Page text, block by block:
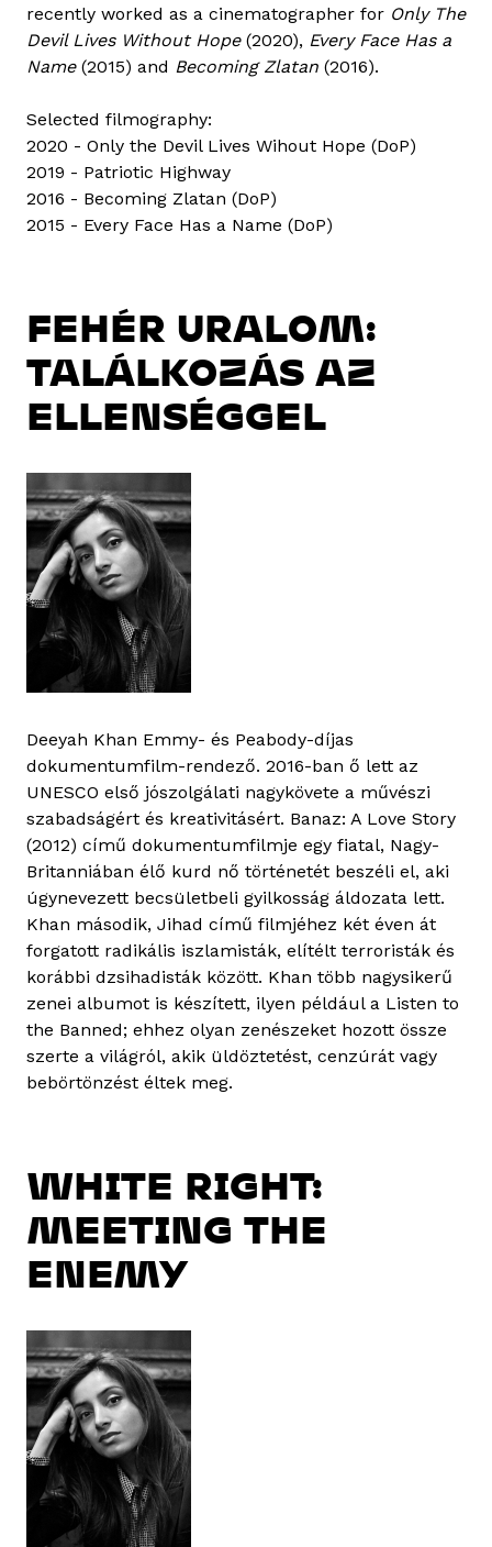
recently worked as a cinematographer for Only The
Devil Lives Without Hope(2020), Every Face Has a
Name(2015) and Becoming Zlatan (2016).
Selected filmography:
2020 - Only the Devil Lives Wihout Hope (DoP)
2019 - Patriotic Highway
2016 - Becoming Zlatan (DoP)
2015 - Every Face Has a Name (DoP)
FEHÉR URALOM:
TALÁLKOZÁS AZ
ELLENSÉGGEL
Deeyah Khan Emmy- és Peabody-díjas
dokumentumfilm-rendező. 2016-ban ő lett az
UNESCO első jószolgálati nagykövete a művészi
szabadságért és kreativitásért. Banaz: A Love Story
(2012) című dokumentumfilmje egy fiatal, Nagy-
Britanniában élő kurd nő történetét beszéli el, aki
úgynevezett becsületbeli gyilkosság áldozata lett.
Khan második, Jihad című filmjéhez két éven át
forgatott radikális iszlamisták, elítélt terroristák és
korábbi dzsihadisták között. Khan több nagysikerű
zenei albumot is készített, ilyen például a Listen to
the Banned; ehhez olyan zenészeket hozott össze
szerte a világról, akik üldöztetést, cenzúrát vagy
bebörtönzést éltek meg.
WHITE RIGHT:
MEETING THE
ENEMY